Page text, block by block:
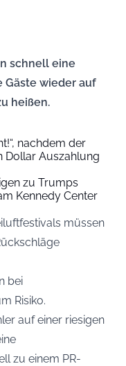
schnell eine
Gäste wieder auf
heißen.
nachdem der
Dollar Auszahlung
zu Trumps
Kennedy Center
müssen
bei
Risiko.
auf einer riesigen
zu einem PR-